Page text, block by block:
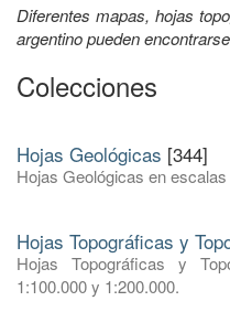
Diferentes mapas, hojas
argentino pueden
Colecciones
Hojas Geológicas [344]
Hojas Geológicas en
Hojas Topográficas y
Hojas Topográficas y
1:100.000 y 1:200.000.